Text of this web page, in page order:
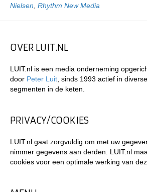
Nielsen Rhythm New Media
OVER LUIT.NL
LUIT.nl is een media onderneming
door Peter Luit , sinds 1993 actief in diverse
segmenten in de keten.
PRIVACY/COOKIES
LUIT.nl gaat zorgvuldig om met uw
nimmer gegevens aan derden. LUIT.nl
cookies voor een optimale werking van